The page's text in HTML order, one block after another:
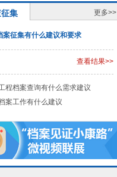
年调研的133处革命遗址和纪念
2024-10-14
工龄证明 2024-09-09
成立后的报刊资料
亲1976年-1988年的工作档案
02-23
集 更多>>
案征集有什么建议和要求
查看结果>>
程档案查询有什么需求建议
案工作有什么建议